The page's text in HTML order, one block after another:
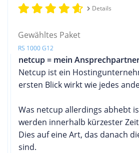
Details
Gewähltes Paket
RS 1000 G12
netcup = mein
Netcup ist ein
ersten Blick wirkt wie jedes
Was netcup allerdings abhebt
werden innerhalb kürzester
Dies auf eine Art, das danach
sind.